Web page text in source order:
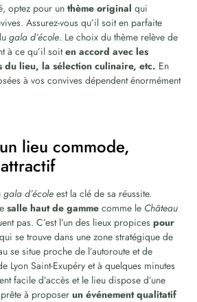
optez pour un thème original qui
Assurez-vous qu’il soit en parfaite
gala d’école. Le choix du thème relève de
à ce qu’il soiten accord avec les
du lieu, la sélection culinaire, etc. En
à vos convives dépendent énormément
lieu commode,
gala d’école est la clé de sa réussite.
salle haut de gamme comme le Château
pas. C’est l’un des lieux propices pour
qui se trouve dans une zone stratégique de
se situe proche de l’autoroute et de
Lyon Saint-Exupéry et à quelques minutes
facile d’accès et le lieu dispose d’une
à proposer un événement qualitatif